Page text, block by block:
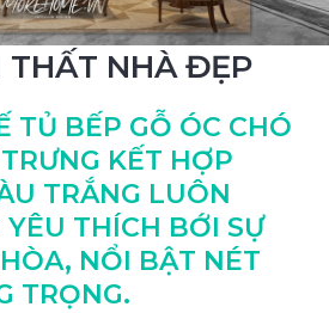
THẤT NHÀ ĐẸP
TỦ BẾP GỖ ÓC CHÓ
KẾT HỢP
TRẮNG LUÔN
THÍCH BỚI SỰ
NỔI BẬT NÉT
TRỌNG.